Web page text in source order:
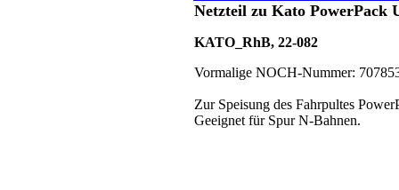
Netzteil zu Kato PowerPack
KATO_RhB, 22-082
Vormalige NOCH-Nummer:
Zur Speisung des Fahrpultes
Geeignet für Spur N-Bahnen.